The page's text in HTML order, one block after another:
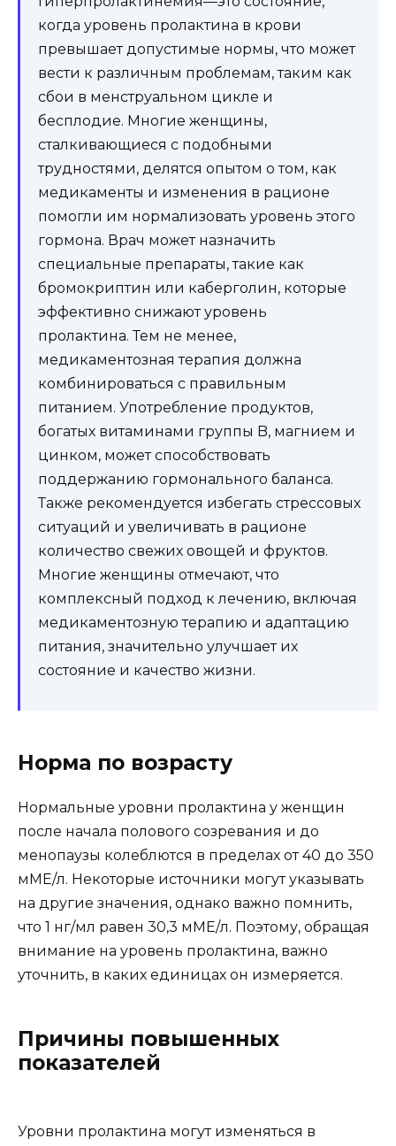
когда уровень пролактина в крови
превышает допустимые нормы, что может
вести к различным проблемам, таким как
сбои в менструальном цикле и
бесплодие. Многие женщины,
сталкивающиеся с подобными
трудностями, делятся опытом о том, как
медикаменты и изменения в рационе
помогли им нормализовать уровень этого
гормона. Врач может назначить
специальные препараты, такие как
бромокриптин или каберголин, которые
эффективно снижают уровень
пролактина. Тем не менее,
медикаментозная терапия должна
комбинироваться с правильным
питанием. Употребление продуктов,
богатых витаминами группы B, магнием и
цинком, может способствовать
поддержанию гормонального баланса.
Также рекомендуется избегать стрессовых
ситуаций и увеличивать в рационе
количество свежих овощей и фруктов.
Многие женщины отмечают, что
комплексный подход к лечению, включая
медикаментозную терапию и адаптацию
питания, значительно улучшает их
состояние и качество жизни.
Норма по возрасту
Нормальные уровни пролактина у женщин
после начала полового созревания и до
менопаузы колеблются в пределах от 40 до 350
мМЕ/л. Некоторые источники могут указывать
на другие значения, однако важно помнить,
что 1 нг/мл равен 30,3 мМЕ/л. Поэтому, обращая
внимание на уровень пролактина, важно
уточнить, в каких единицах он измеряется.
Причины повышенных
показателей
Уровни пролактина могут изменяться в